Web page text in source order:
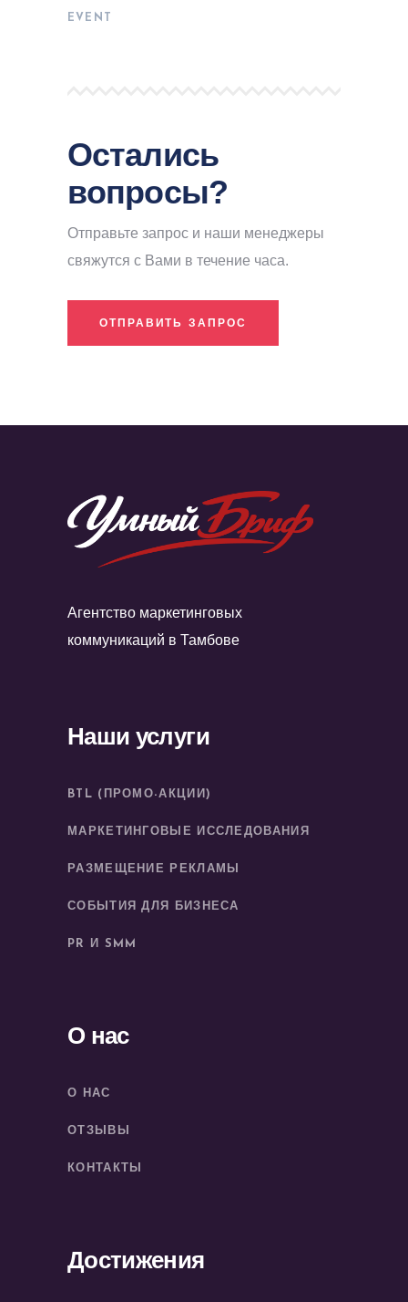
EVENT
Остались
вопросы?
Отправьте запрос и наши менеджеры
свяжутся с Вами в течение часа.
ОТПРАВИТЬ ЗАПРОС
Агентство маркетинговых
коммуникаций в Тамбове
Наши услуги
BTL (ПРОМО-АКЦИИ)
МАРКЕТИНГОВЫЕ ИССЛЕДОВАНИЯ
РАЗМЕЩЕНИЕ РЕКЛАМЫ
СОБЫТИЯ ДЛЯ БИЗНЕСА
PR И SMM
О нас
О НАС
ОТЗЫВЫ
КОНТАКТЫ
Достижения